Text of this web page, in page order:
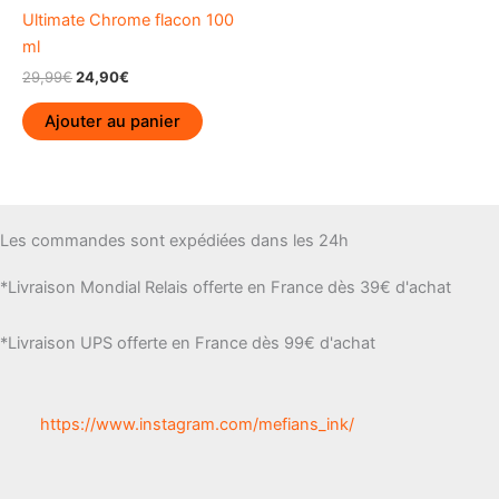
Ultimate Chrome flacon 100
ml
29,99€Le
initial
était :
24,90€
actuel
est :
Ajouter au panier
Les commandes sont expédiées dans les 24h
*Livraison Mondial Relais offerte en France dès 39€ d'achat
*Livraison UPS offerte en France dès 99€ d'achat
https://www.instagram.com/mefians_ink/